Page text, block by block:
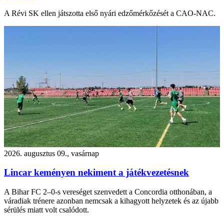
A Révi SK ellen játszotta első nyári edzőmérkőzését a CAO-NAC.
2026. augusztus 09., vasárnap
Lincar keményen nekiment a játékvezetésnek
A Bihar FC 2–0-s vereséget szenvedett a Concordia otthonában, a
váradiak trénere azonban nemcsak a kihagyott helyzetek és az újabb
sérülés miatt volt csalódott.